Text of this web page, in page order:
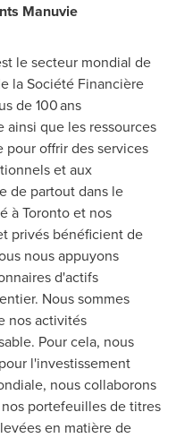
Manuvie
le secteur mondial de
la Société Financière
de 100 ans
que les ressources
offrir des services
et aux
de partout dans le
àTorontoet nos
privés bénéficient de
nous appuyons
d'actifs
Nous sommes
nos activités
Pour cela, nous
l'investissement
nous collaborons
portefeuilles de titres
en matière de